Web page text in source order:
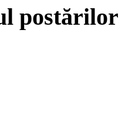
postărilor